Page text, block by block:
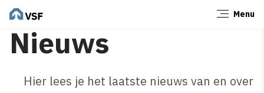
Menu
Nieuws
Hier lees je het laatste nieuws van en over
Sluiten